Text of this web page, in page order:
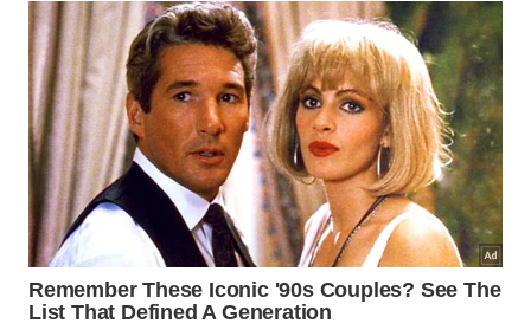
cuidadoscom toda a sualouça: